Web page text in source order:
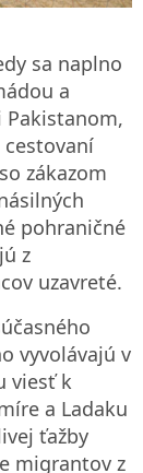
sa naplno
a
zákazom
pohraničné
z
uzavreté.
vyvolávajú v
viesť k
a Ladaku
ťažby
migrantov z